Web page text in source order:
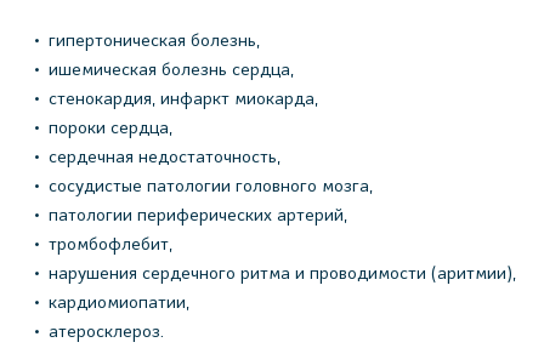
гипертоническая болезнь,
ишемическая болезнь сердца,
стенокардия, инфаркт миокарда,
пороки сердца,
сердечная недостаточность,
сосудистые патологии головного мозга,
патологии периферических артерий,
тромбофлебит,
нарушения сердечного ритма и проводимости (аритмии),
кардиомиопатии,
атеросклероз.